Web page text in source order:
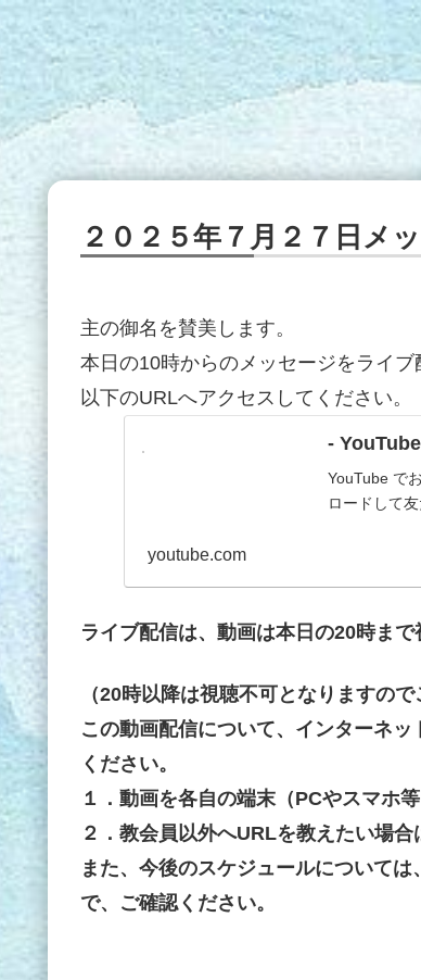
２０２５年７月２７日メ
主の御名を賛美します。
本日の10時からのメッセージをライブ
以下のURLへアクセスしてください。
- YouTube
YouTube で
ロードして
youtube.com
ライブ配信は、動画は本日の20時まで
（20時以降は視聴不可となりますので
この動画配信について、インターネ
ください。
１．動画を各自の端末（PCやスマホ
２．教会員以外へURLを教えたい場合
また、今後のスケジュールについて
で、ご確認ください。